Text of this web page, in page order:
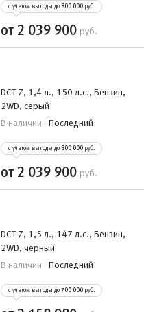
с учетом выгоды до 800 000 руб.
от 2 039 900 руб.
DCT 7, 1,4 л., 150 л.с., Бензин,
2WD, серый
В наличии: Последний
с учетом выгоды до 800 000 руб.
от 2 039 900 руб.
DCT 7, 1,5 л., 147 л.с., Бензин,
2WD, чёрный
В наличии: Последний
с учетом выгоды до 700 000 руб.